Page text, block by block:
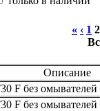
« ‹ 1 2
Описание
F без омывателей
F без омывателей